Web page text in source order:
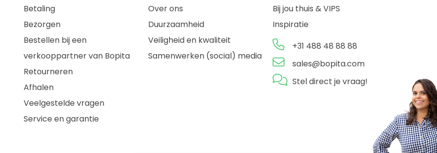
Betaling
Bezorgen
Bestellen bij een
verkooppartner van Bopita
Retourneren
Afhalen
Veelgestelde vragen
Service en garantie
Over ons
Duurzaamheid
Veiligheid en kwaliteit
Samenwerken (social) media
Bij jou thuis & VIPS
Inspiratie
+31 488 48 88 88
sales@bopita.com
Stel direct je vraag!